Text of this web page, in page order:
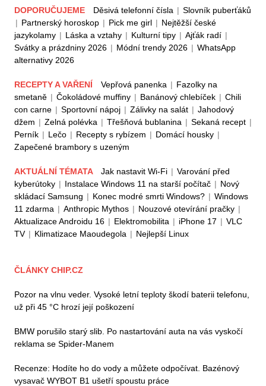
DOPORUČUJEME Děsivá telefonní čísla | Slovník puberťáků
| Partnerský horoskop | Pick me girl | Nejtěžší české
jazykolamy | Láska a vztahy | Kulturní tipy | Ajťák radí |
Svátky a prázdniny 2026 | Módní trendy 2026 | WhatsApp
alternativy 2026
RECEPTY A VAŘENÍ Vepřová panenka | Fazolky na
smetaně | Čokoládové muffiny | Banánový chlebíček | Chili
con carne | Sportovní nápoj | Zálivky na salát | Jahodový
džem | Zelná polévka | Třešňová bublanina | Sekaná recept |
Perník | Lečo | Recepty s rybízem | Domácí housky |
Zapečené brambory s uzeným
AKTUÁLNÍ TÉMATA Jak nastavit Wi-Fi | Varování před
kyberútoky | Instalace Windows 11 na starší počítač | Nový
skládací Samsung | Konec modré smrti Windows? | Windows
11 zdarma | Anthropic Mythos | Nouzové otevírání pračky |
Aktualizace Androidu 16 | Elektromobilita | iPhone 17 | VLC
TV | Klimatizace Maoudegola | Nejlepší Linux
ČLÁNKY CHIP.CZ
Pozor na vlnu veder. Vysoké letní teploty škodí baterii telefonu,
už při 45 °C hrozí její poškození
BMW porušilo starý slib. Po nastartování auta na vás vyskočí
reklama se Spider-Manem
Recenze: Hodíte ho do vody a můžete odpočívat. Bazénový
vysavač WYBOT B1 ušetří spoustu práce